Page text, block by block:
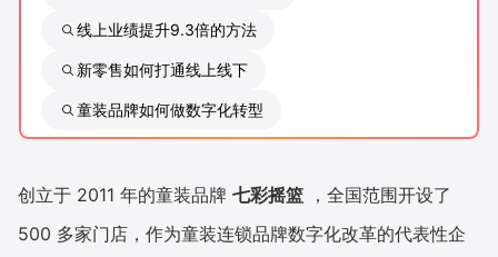
行业洞察
新零售资讯
培训课程
私域课程 新零售内参
线上业绩提升9.3倍的方法
新零售如何打通线上线下
童装品牌如何做数字化转型
创立于 2011 年的童装品牌 七彩摇篮 ，全国范围开设了
500 多家门店，作为童装连锁品牌数字化改革的代表性企